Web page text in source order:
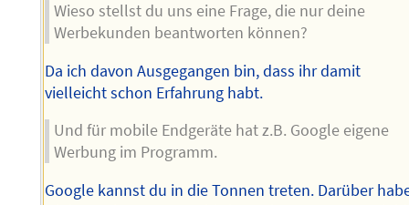
Wieso stellst du uns eine Frage, die nur deine
Werbekunden beantworten können?
Da ich davon Ausgegangen bin, dass ihr damit
vielleicht schon Erfahrung habt.
Und für mobile Endgeräte hat z.B. Google eigene
Werbung im Programm.
Google kannst du in die Tonnen treten. Darüber